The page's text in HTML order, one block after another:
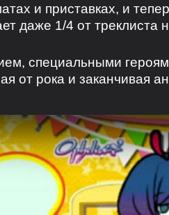
и приставках, и
даже 1/4 от треклиста
специальными
от рока и заканчивая